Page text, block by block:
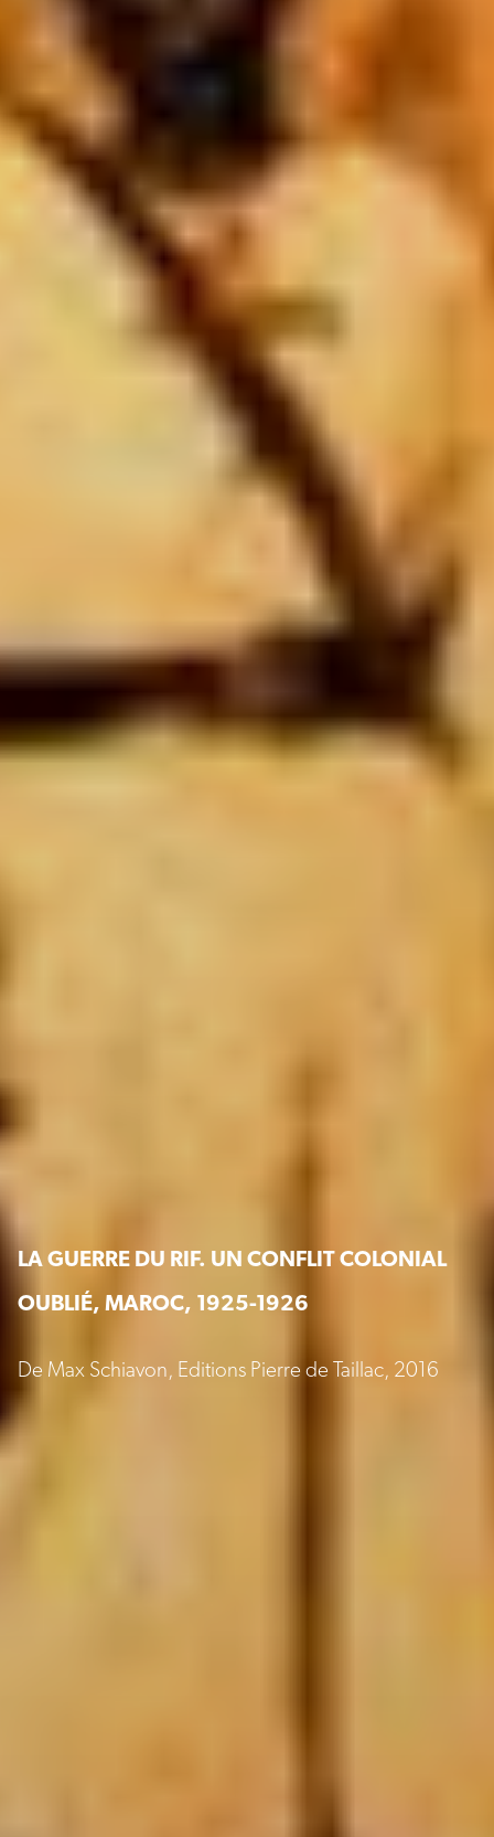
LA GUERRE DU RIF. UN CONFLIT COLONIAL
OUBLIÉ, MAROC, 1925-1926
De Max Schiavon, Editions Pierre de Taillac, 2016